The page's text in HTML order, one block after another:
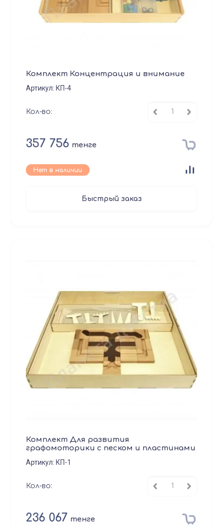
Комплект Концентрация и внимание
Артикул: КП-4
Кол-во:
357 756 тенге
Нет в наличии
Быстрый заказ
Комплект Для развития
графомоторики с песком и пластинами
Артикул: КП-1
Кол-во:
236 067 тенге